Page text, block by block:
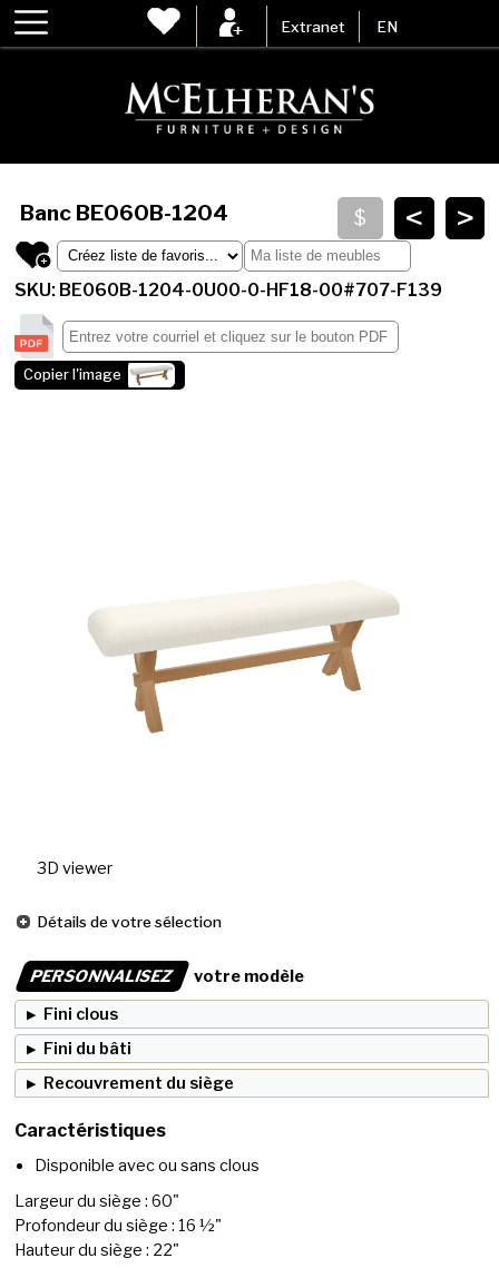
Extranet EN
>
<
Banc BE060B-1204
SKU: BE060B-1204-0U00-0-HF18-00#707-F139
Copier l'image
3D viewer
Détails de votre sélection
PERSONNALISEZ
votre modèle
Fini clous
Fini du bâti
Recouvrement du siège
Caractéristiques
Disponible avec ou sans clous
Largeur du siège : 60"
Profondeur du siège : 16 ½"
Hauteur du siège : 22"